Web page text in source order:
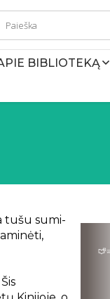
BIBLIOTEKĄ
tušu sumi-